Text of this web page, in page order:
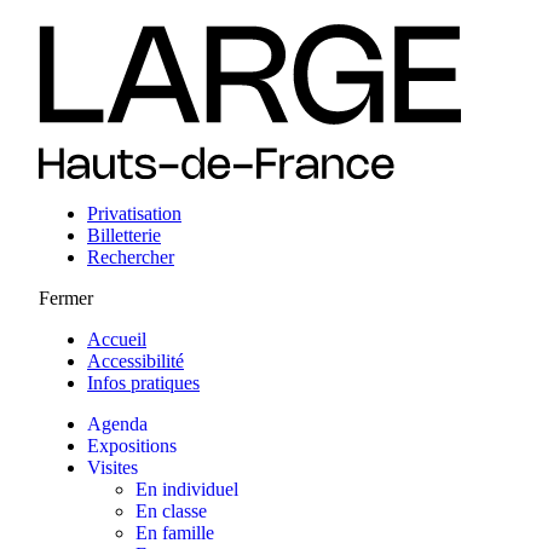
Privatisation
Billetterie
Rechercher
Fermer
Accueil
Accessibilité
Infos pratiques
Agenda
Expositions
Visites
En individuel
En classe
En famille